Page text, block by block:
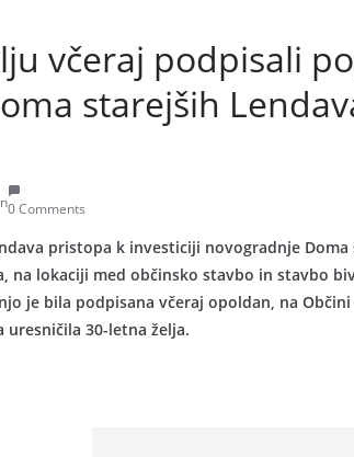
včeraj podpisali
starejših
0 Comments
pristopa k investiciji novogradnje
na lokaciji med občinsko stavbo in stavbo
je bila podpisana včeraj opoldan, na
uresničila 30-letna želja.